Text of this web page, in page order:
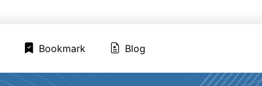
Bookmark Blog